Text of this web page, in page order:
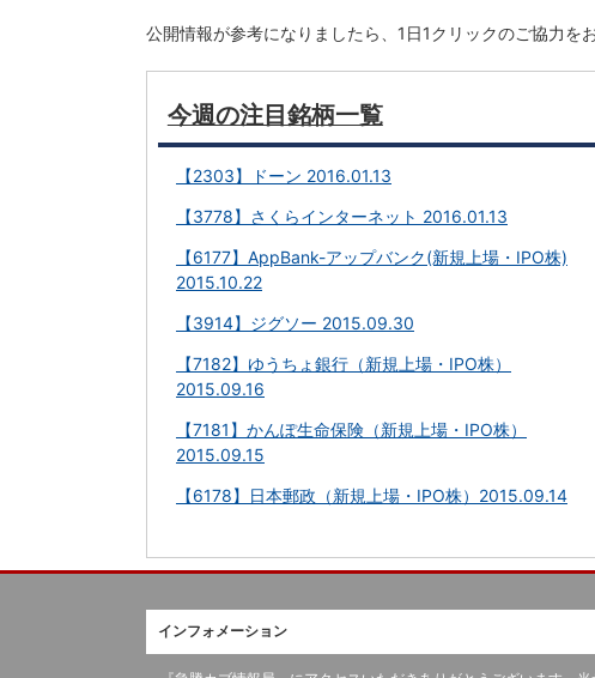
公開情報が参考になりましたら、1日1クリックのご協力を
今週の注目銘柄一覧
【2303】ドーン 2016.01.13
【3778】さくらインターネット 2016.01.13
【6177】AppBank-アップバンク(新規上場・IPO株)
2015.10.22
【3914】ジグソー 2015.09.30
【7182】ゆうちょ銀行（新規上場・IPO株）
2015.09.16
【7181】かんぽ生命保険（新規上場・IPO株）
2015.09.15
【6178】日本郵政（新規上場・IPO株）2015.09.14
インフォメーション